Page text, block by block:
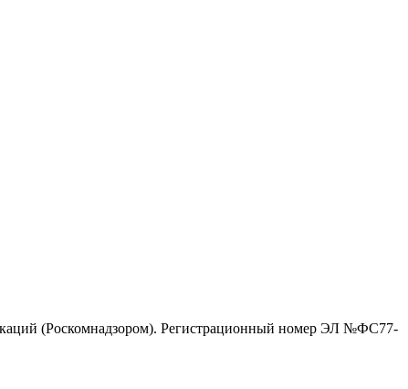
(Роскомнадзором). Регистрационный номер ЭЛ №ФС77-